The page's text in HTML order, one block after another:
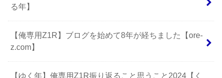
る年】
【俺専用Z1R】ブログを始めて8年が経ちました【ore-
z.com】
【ゆく年】俺専用Z1R振り返ること思うこと2024【く